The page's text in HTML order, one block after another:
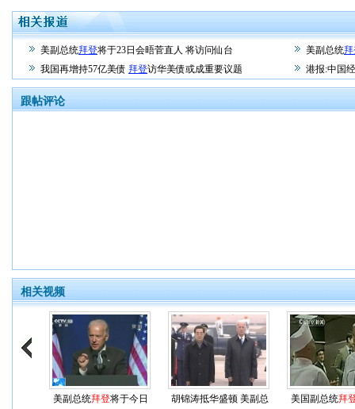
美副总统拜登将于23日会晤菅直人 将访问仙台 美副总统
我国再增持57亿美债 拜登访华美债或成重要议题 港报:中国
跟帖评论
相关视频
美副总统拜登将于今日
胡锦涛抵华盛顿 美副总
美国副总统拜